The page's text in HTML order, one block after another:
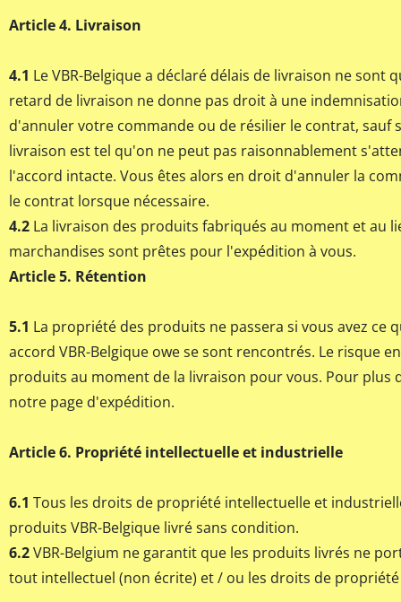
Article 4. Livraison
4.1 Le VBR-Belgique a déclaré délais de livraison ne sont
retard de livraison ne donne pas droit à une
d'annuler votre commande ou de résilier le contrat, sauf
livraison est tel qu'on ne peut pas raisonnablement
l'accord intacte. Vous êtes alors en droit d'annuler la
le contrat lorsque nécessaire.
4.2 La livraison des produits fabriqués au moment et au
marchandises sont prêtes pour l'expédition à vous.
Article 5. Rétention
5.1 La propriété des produits ne passera si vous avez ce
accord VBR-Belgique owe se sont rencontrés. Le risque
produits au moment de la livraison pour vous. Pour plus
notre page d'expédition.
Article 6. Propriété intellectuelle et industrielle
6.1 Tous les droits de propriété intellectuelle et
produits VBR-Belgique livré sans condition.
6.2VBR-Belgium ne garantit que les produits livrés ne
tout intellectuel (non écrite) et / ou les droits de